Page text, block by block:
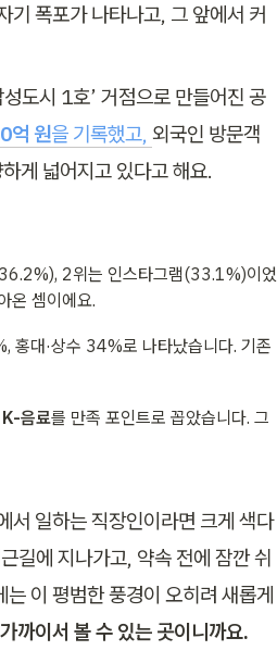
기 폭포가 나타나고, 그 앞에서 커
도시 1호’ 거점으로 만들어진 공
억 원을 기록했고, 외국인 방문객
게 넓어지고 있다고 해요.
2위는 인스타그램(33.1%)이었
온 셈이에요.
홍대·상수 34%로 나타났습니다. 기존
K-음료를 만족 포인트로 꼽았습니다. 그
서 일하는 직장인이라면 크게 색다
길에 지나가고, 약속 전에 잠깐 쉬
이 평범한 풍경이 오히려 새롭게
까이서 볼 수 있는 곳이니까요.